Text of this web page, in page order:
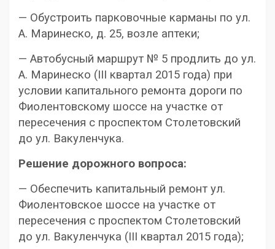
— Обустроить парковочные карманы по ул.
А. Маринеско, д. 25, возле аптеки;
— Автобусный маршрут № 5 продлить до ул.
А. Маринеско (III квартал 2015 года) при
условии капитального ремонта дороги по
Фиолентовскому шоссе на участке от
пересечения с проспектом Столетовский
до ул. Вакуленчука.
Решение дорожного вопроса:
— Обеспечить капитальный ремонт ул.
Фиолентовское шоссе на участке от
пересечения с проспектом Столетовский
до ул. Вакуленчука (III квартал 2015 года);